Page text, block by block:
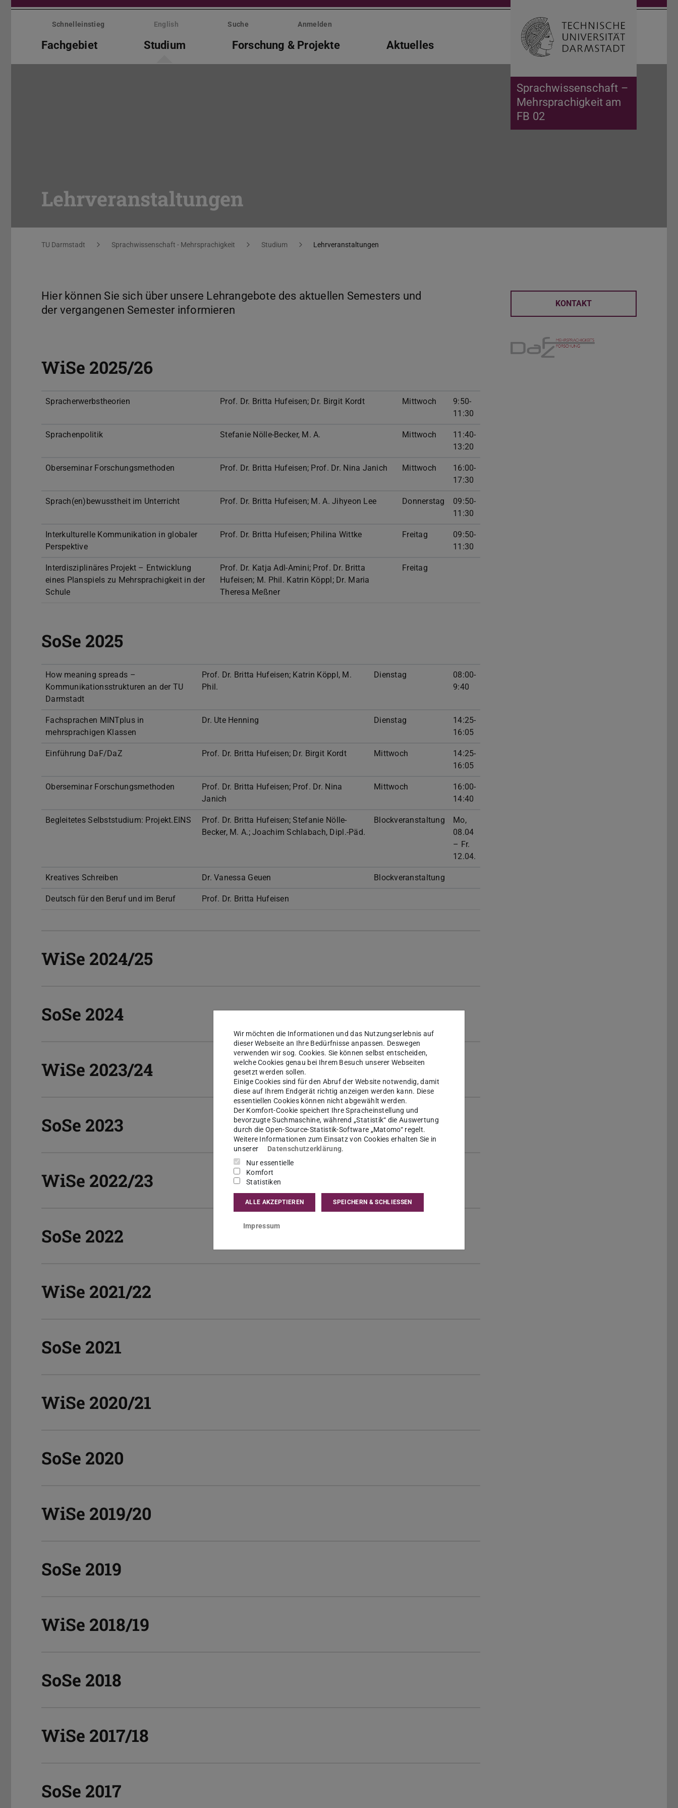
Menü
überspringen
Sprachwissenschaft –
Mehrsprachigkeit am
FB 02
Schnelleinstieg English Suche Anmelden
Fachgebiet Studium Forschung & Projekte Aktuelles Suche öffnen
Lehrveranstaltungen
Sie befinden sich hier:
TU Darmstadt Sprachwissenschaft - Mehrsprachigkeit Studium Lehrveranstaltungen
Hier können Sie sich über unsere Lehrangebote des aktuellen Semesters und
der vergangenen Semester informieren
WiSe 2025/26
Spracherwerbstheorien Prof. Dr. Britta Hufeisen; Dr. Birgit Kordt Mittwoch
9:50-
11:30
Sprachenpolitik Stefanie Nölle-Becker, M. A. Mittwoch
11:40-
13:20
Oberseminar Forschungsmethoden Prof. Dr. Britta Hufeisen; Prof. Dr. Nina Janich Mittwoch
16:00-
17:30
Sprach(en)bewusstheit im Unterricht Prof. Dr. Britta Hufeisen; M. A. Jihyeon Lee Donnerstag
09:50-
11:30
Interkulturelle Kommunikation in globaler
Perspektive
Prof. Dr. Britta Hufeisen; Philina Wittke Freitag
09:50-
11:30
Interdisziplinäres Projekt – Entwicklung
eines Planspiels zu Mehrsprachigkeit in der
Schule
Prof. Dr. Katja Adl-Amini; Prof. Dr. Britta
Hufeisen; M. Phil. Katrin Köppl; Dr. Maria
Theresa Meßner
Freitag
SoSe 2025
How meaning spreads –
Kommunikationsstrukturen an der TU
Darmstadt
Prof. Dr. Britta Hufeisen; Katrin Köppl, M.
Phil.
Dienstag
08:00-
9:40
Fachsprachen MINTplus in
mehrsprachigen Klassen
Dr. Ute Henning Dienstag
14:25-
16:05
Einführung DaF/DaZ Prof. Dr. Britta Hufeisen; Dr. Birgit Kordt Mittwoch
14:25-
16:05
Oberseminar Forschungsmethoden
Prof. Dr. Britta Hufeisen; Prof. Dr. Nina
Janich
Mittwoch
16:00-
14:40
Begleitetes Selbststudium: Projekt.EINS
Prof. Dr. Britta Hufeisen; Stefanie Nölle-
Becker, M. A.; Joachim Schlabach, Dipl.-Päd.
Blockveranstaltung
Mo,
08.04
– Fr.
12.04.
Kreatives Schreiben Dr. Vanessa Geuen Blockveranstaltung
Deutsch für den Beruf und im Beruf Prof. Dr. Britta Hufeisen
WiSe 2024/25
SoSe 2024
WiSe 2023/24
SoSe 2023
WiSe 2022/23
SoSe 2022
WiSe 2021/22
SoSe 2021
WiSe 2020/21
SoSe 2020
WiSe 2019/20
SoSe 2019
WiSe 2018/19
SoSe 2018
WiSe 2017/18
SoSe 2017
KONTAKT
Wir möchten die Informationen und das Nutzungserlebnis auf
dieser Webseite an Ihre Bedürfnisse anpassen. Deswegen
verwenden wir sog. Cookies. Sie können selbst entscheiden,
welche Cookies genau bei Ihrem Besuch unserer Webseiten
gesetzt werden sollen.
Einige Cookies sind für den Abruf der Website notwendig, damit
diese auf Ihrem Endgerät richtig anzeigen werden kann. Diese
essentiellen Cookies können nicht abgewählt werden.
Der Komfort-Cookie speichert Ihre Spracheinstellung und
bevorzugte Suchmaschine, während „Statistik“ die Auswertung
durch die Open-Source-Statistik-Software „Matomo“ regelt.
Weitere Informationen zum Einsatz von Cookies erhalten Sie in
unserer
Datenschutzerklärung.
Nur essentielle
Komfort
Statistiken
ALLE AKZEPTIEREN SPEICHERN & SCHLIESSEN
Impressum